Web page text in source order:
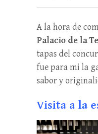
A la hora de
Palacio de la
tapas del
fue para mi la
sabor y
Visita a la